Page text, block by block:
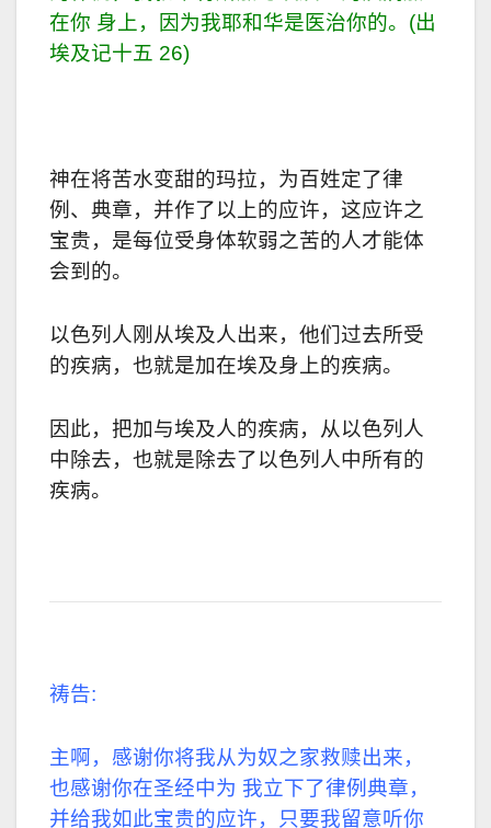
在你 身上，因为我耶和华是医治你的。(出
埃及记十五 26)
神在将苦水变甜的玛拉，为百姓定了律
例、典章，并作了以上的应许，这应许之
宝贵，是每位受身体软弱之苦的人才能体
会到的。
以色列人刚从埃及人出来，他们过去所受
的疾病，也就是加在埃及身上的疾病。
因此，把加与埃及人的疾病，从以色列人
中除去，也就是除去了以色列人中所有的
疾病。
祷告:
主啊，感谢你将我从为奴之家救赎出来，
也感谢你在圣经中为 我立下了律例典章，
并给我如此宝贵的应许，只要我留意听你